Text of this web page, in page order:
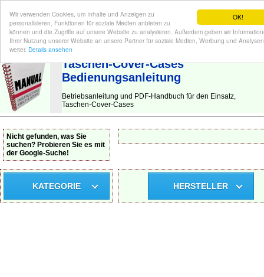
OK!
Wir verwenden Cookies, um Inhalte und Anzeigen zu
personalisieren, Funktionen für soziale Medien anbieten zu
können und die Zugriffe auf unsere Website zu analysieren. Außerdem geben wir
Ihrer Nutzung unserer Website an unsere Partner für soziale Medien, Werbung und Analysen
weiter. Details ansehen
BEDIENUNGSANLEITUNG | Hier finden Sie die deutsche Anleitung!
Taschen-Cover-Cases
Bedienungsanleitung
Betriebsanleitung und PDF-Handbuch für den Einsatz,
Taschen-Cover-Cases
Nicht gefunden, was Sie
suchen? Probieren Sie es mit
der Google-Suche!
KATEGORIE HERSTELLER